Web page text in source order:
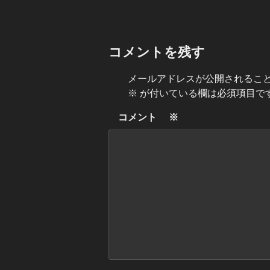
コメントを残す
メールアドレスが公開されるこ
※ が付いている欄は必須項目で
コメント ※